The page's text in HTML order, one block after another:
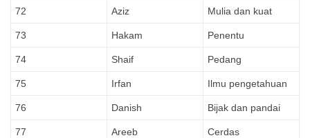
72 Aziz Mulia dan kuat
73 Hakam Penentu
74 Shaif Pedang
75 Irfan Ilmu pengetahuan
76 Danish Bijak dan pandai
77 Areeb Cerdas